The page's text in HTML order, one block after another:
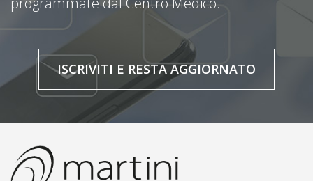
ISCRIVITI E RESTA AGGIORNATO